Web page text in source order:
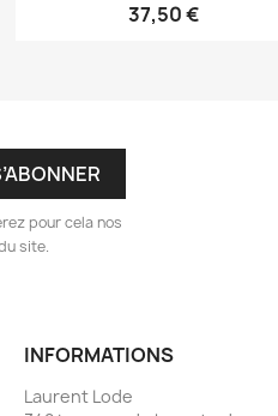
37,50 €
pour cela nos
site.
INFORMATIONS
Laurent Lode